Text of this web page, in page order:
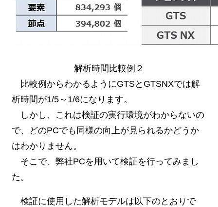
解析時間比較例２
比較例からわかるようにGTSとGTSNXでは解
析時間が1/5～1/6になります。
しかし、これは検証の実行環境がわからないの
で、どのPCでも同様の向上が見られるかどうか
はわかりません。
そこで、弊社PCを用いて検証を行ってみまし
た。
検証に使用した解析モデルは以下のとおりで